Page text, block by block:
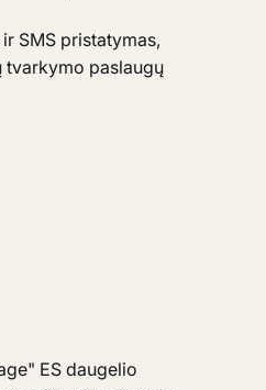
SMS pristatymas,
tvarkymo paslaugų
ES daugelio